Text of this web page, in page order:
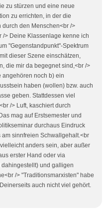
zu stürzen und eine neue
zu errichten, in der die
den Menschen<br />
/> Deine Klassenlage kenne ich
"Gegenstandpunkt"-Spektrum
dieser Szene einschätzen,
die mir da begegnet sind,<br />
angehören noch b) ein
haben (wollen) bzw. auch
geben. Stattdessen viel
/> Luft, kaschiert durch
mag auf Erstsemester und
durchaus Eindruck
sinnfreien Schwallgehalt.<br
anders sein, aber außer
erster Hand oder via
und galligen
/> "Traditionsmarxisten" habe
auch nicht viel gehört.